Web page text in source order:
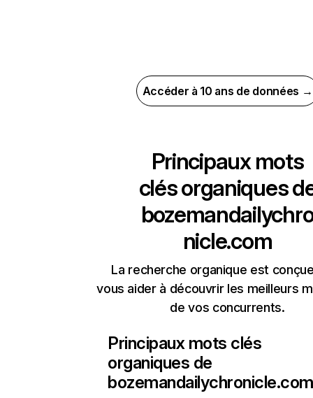
Accéder à 10 ans de données →
Principaux mots
clés organiques
nicle.com
La recherche organique est
vous aider à découvrir les meilleurs
de vos concurrents.
Principaux mots clés
organiques de
bozemandailychronicle.com